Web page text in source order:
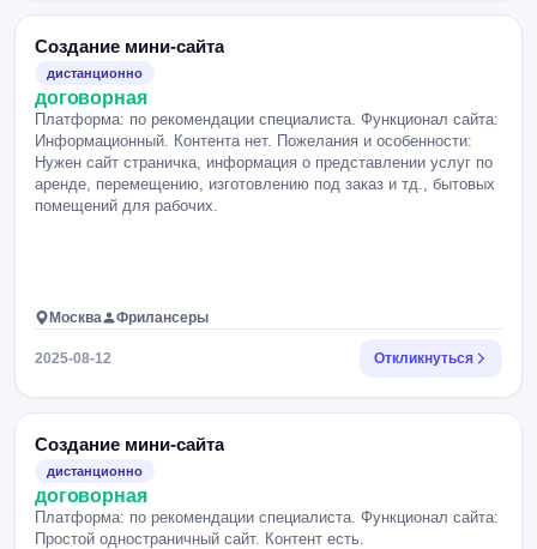
Создание мини-сайта
дистанционно
договорная
Платформа: по рекомендации специалиста. Функционал сайта:
Информационный. Контента нет. Пожелания и особенности:
Нужен сайт страничка, информация о представлении услуг по
аренде, перемещению, изготовлению под заказ и тд., бытовых
помещений для рабочих.
Москва Фрилансеры
2025-08-12 Откликнуться
Создание мини-сайта
дистанционно
договорная
Платформа: по рекомендации специалиста. Функционал сайта:
Простой одностраничный сайт. Контент есть.